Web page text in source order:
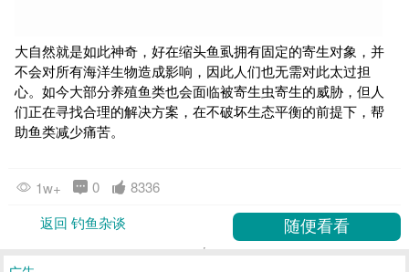
大自然就是如此神奇，好在缩头鱼虱拥有固定的寄生对象，并
不会对所有海洋生物造成影响，因此人们也无需对此太过担
心。如今大部分养殖鱼类也会面临被寄生虫寄生的威胁，但人
们正在寻找合理的解决方案，在不破坏生态平衡的前提下，帮
助鱼类减少痛苦。
1w+ 0
8336
返回 钓鱼杂谈